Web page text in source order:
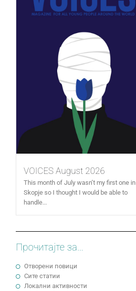
VOICES August 2026
This month of July wasn’t my first one in
Skopje so I thought I would be able to
handle...
Прочитајте за...
Отворени повици
Сите статии
Локални активности